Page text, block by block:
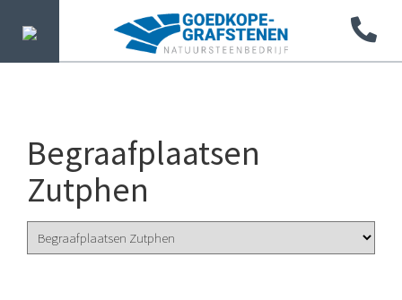
Begraafplaatsen
Zutphen